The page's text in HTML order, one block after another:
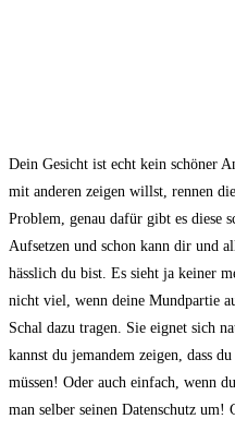
Dein Gesicht ist echt kein schöner
mit anderen zeigen willst, rennen
Problem, genau dafür gibt es diese
Aufsetzen und schon kann dir und
hässlich du bist. Es sieht ja keiner
nicht viel, wenn deine Mundpartie
Schal dazu tragen. Sie eignet sich
kannst du jemandem zeigen, dass
müssen! Oder auch einfach, wenn
man selber seinen Datenschutz um!